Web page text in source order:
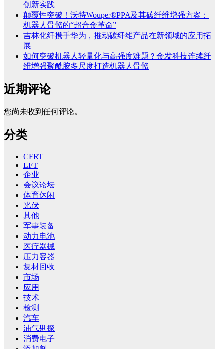
创新实践
颠覆性突破！沃特Wouper®PPA及其碳纤维增强方案：
机器人骨骼的“超合金革命”
吉林化纤携手华为，推动碳纤维产品在新领域的应用拓
展
如何突破机器人轻量化与高强度难题？金发科技连续纤
维增强聚酰胺多尺度打造机器人骨骼
近期评论
您尚未收到任何评论。
分类
CFRT
LFT
企业
会议论坛
体育休闲
光伏
其他
军事装备
动力电池
医疗器械
压力容器
复材回收
市场
应用
技术
检测
汽车
油气勘探
消费电子